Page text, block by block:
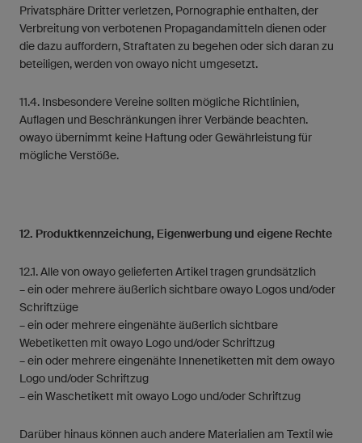
Privatsphäre Dritter verletzen, Pornographie enthalten, der
Verbreitung von verbotenen Propagandamitteln dienen oder
die dazu auffordern, Straftaten zu begehen oder sich daran zu
beteiligen, werden von owayo nicht umgesetzt.
11.4. Insbesondere Vereine sollten mögliche Richtlinien,
Auflagen und Beschränkungen ihrer Verbände beachten.
owayo übernimmt keine Haftung oder Gewährleistung für
mögliche Verstöße.
12. Produktkennzeichung, Eigenwerbung und eigene Rechte
12.1. Alle von owayo gelieferten Artikel tragen grundsätzlich
– ein oder mehrere äußerlich sichtbare owayo Logos und/oder
Schriftzüge
– ein oder mehrere eingenähte äußerlich sichtbare
Webetiketten mit owayo Logo und/oder Schriftzug
– ein oder mehrere eingenähte Innenetiketten mit dem owayo
Logo und/oder Schriftzug
– ein Waschetikett mit owayo Logo und/oder Schriftzug
Darüber hinaus können auch andere Materialien am Textil wie